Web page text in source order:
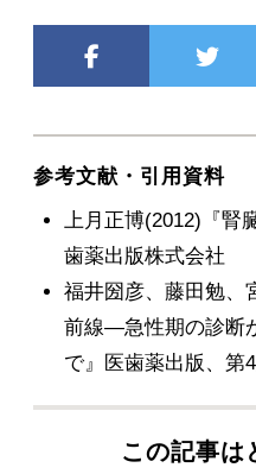
参考文献・引用資料
上月正博(2012)『腎
歯薬出版株式会社
福井圀彦、藤田勉、
前線―急性期の診断
で』医歯薬出版、第
この記事は